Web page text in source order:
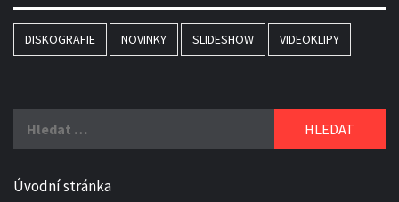
DISKOGRAFIE NOVINKY SLIDESHOW VIDEOKLIPY
Úvodní stránka